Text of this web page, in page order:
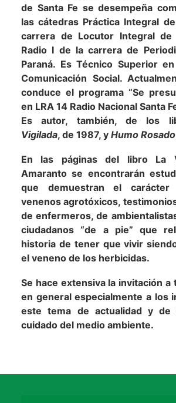
de Santa Fe se desempeña
las cátedras Práctica Integral
carrera de Locutor Integral
Radio I de la carrera de
Paraná. Es Técnico Superior
Comunicación Social.
conduce el programa “Se
en LRA 14 Radio Nacional Santa
Es autor, también, de los
Vigilada, de 1987, y Humo Rosado
En las páginas del libro La
Amaranto se encontrarán
que demuestran el
venenos agrotóxicos,
de enfermeros, de
ciudadanos “de a pie” que
historia de tener que vivir
el veneno de los herbicidas.
Se hace extensiva la invitación a
en general especialmente a los
este tema de actualidad y
cuidado del medio ambiente.